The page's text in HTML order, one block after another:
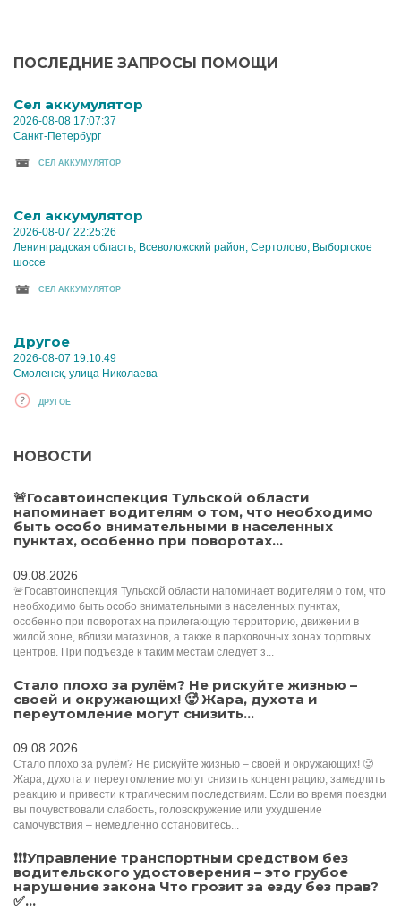
ПОСЛЕДНИЕ ЗАПРОСЫ ПОМОЩИ
Cел аккумулятор
2026-08-08 17:07:37
Санкт-Петербург
CЕЛ АККУМУЛЯТОР
Cел аккумулятор
2026-08-07 22:25:26
Ленинградская область, Всеволожский район, Сертолово, Выборгское
шоссе
CЕЛ АККУМУЛЯТОР
Другое
2026-08-07 19:10:49
Смоленск, улица Николаева
ДРУГОЕ
НОВОСТИ
🚨Госавтоинспекция Тульской области
напоминает водителям о том, что необходимо
быть особо внимательными в населенных
пунктах, особенно при поворотах...
09.08.2026
🚨Госавтоинспекция Тульской области напоминает водителям о том, что
необходимо быть особо внимательными в населенных пунктах,
особенно при поворотах на прилегающую территорию, движении в
жилой зоне, вблизи магазинов, а также в парковочных зонах торговых
центров. При подъезде к таким местам следует з...
Стало плохо за рулём? Не рискуйте жизнью –
своей и окружающих! 🥵 Жара, духота и
переутомление могут снизить...
09.08.2026
Стало плохо за рулём? Не рискуйте жизнью – своей и окружающих! 🥵
Жара, духота и переутомление могут снизить концентрацию, замедлить
реакцию и привести к трагическим последствиям. Если во время поездки
вы почувствовали слабость, головокружение или ухудшение
самочувствия – немедленно остановитесь...
❗❗❗Управление транспортным средством без
водительского удостоверения – это грубое
нарушение закона Что грозит за езду без прав?
✅...